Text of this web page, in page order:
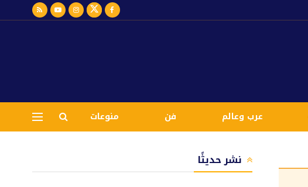
عرب وعالم فن منوعات
نشر حديثًا